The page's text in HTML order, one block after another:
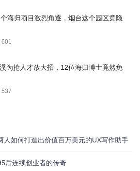
海归项目激烈角逐，烟台这个园区竟隐
601
为抢人才放大招，12位海归博士竟然免
537
人如何打造出价值百万美元的UX写作助手
后连续创业者的传奇